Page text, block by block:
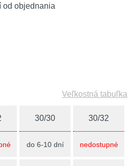
od objednania
Veľkostná tabuľka
30/30
do 6-10 dní
30/32
nedostupné